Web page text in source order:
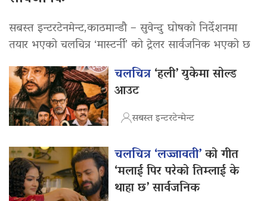
सबस्त इन्टरटेनमेन्ट,काठमान्डौ – सुवेन्दु घोषको निर्देशनमा
तयार भएको चलचित्र ‘मास्टर्नी’ को ट्रेलर सार्वजनिक भएको छ
चलचित्र‘हली’ युकेमा सोल्ड
आउट
सबस्त इन्टरटेन्मेन्ट
चलचित्र ‘लज्जावती’को गीत
‘मलाई पिर परेको तिम्लाई के
थाहा छ’ सार्वजनिक